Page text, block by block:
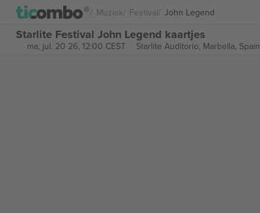
Muziek Festival John Legend
Starlite Festival John Legend kaartjes
ma, jul. 20 26, 12:00 CEST Starlite Auditorio, Marbella, Spain